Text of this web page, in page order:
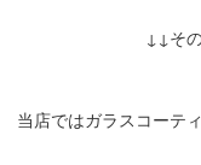
↓↓そ
当店ではガラスコーテ